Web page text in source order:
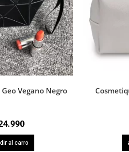
Vegano Negro
al carro